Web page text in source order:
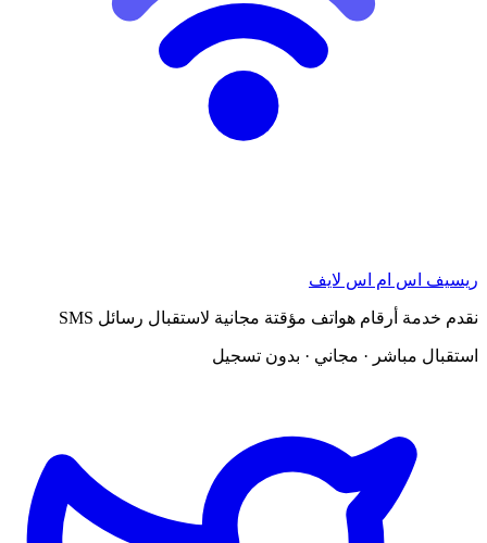
ريسيف اس ام اس لايف
نقدم خدمة أرقام هواتف مؤقتة مجانية لاستقبال رسائل SMS
استقبال مباشر · مجاني · بدون تسجيل